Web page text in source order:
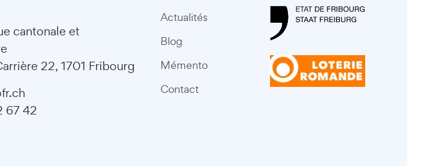
cantonale et
22, 1701 Fribourg
67 42
Actualités
Blog
Mémento
Contact